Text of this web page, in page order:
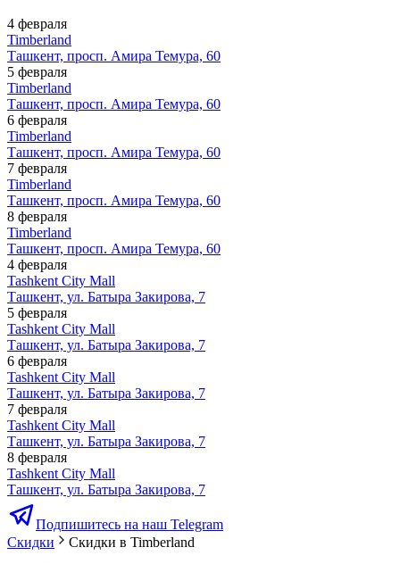
4 февраля
Timberland
Ташкент, просп. Амира Темура, 60
5 февраля
Timberland
Ташкент, просп. Амира Темура, 60
6 февраля
Timberland
Ташкент, просп. Амира Темура, 60
7 февраля
Timberland
Ташкент, просп. Амира Темура, 60
8 февраля
Timberland
Ташкент, просп. Амира Темура, 60
4 февраля
Tashkent City Mall
Ташкент, ул. Батыра Закирова, 7
5 февраля
Tashkent City Mall
Ташкент, ул. Батыра Закирова, 7
6 февраля
Tashkent City Mall
Ташкент, ул. Батыра Закирова, 7
7 февраля
Tashkent City Mall
Ташкент, ул. Батыра Закирова, 7
8 февраля
Tashkent City Mall
Ташкент, ул. Батыра Закирова, 7
Подпишитесь на наш Telegram
Скидки
Скидки в Timberland